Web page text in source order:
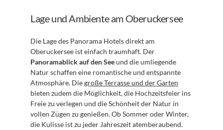
Lage und Ambiente am Oberuckersee
Die Lage des Panorama Hotels direkt am
Panoramablick auf den See und die umliegende
Natur schaffen eine romantische und entspannte
Atmosphäre. Die große Terrasse und der Garten
bieten zudem die Möglichkeit, die Hochzeitsfeier ins
Freie zu verlegen und die Schönheit der Natur in
vollen Zügen zu genießen. Ob Sommer oder Winter,
die Kulisse ist zu jeder Jahreszeit atemberaubend.